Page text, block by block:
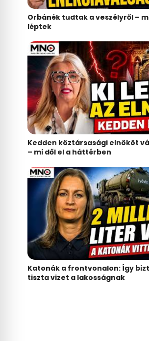
Orbánék tudtak a veszélyről –
léptek
Kedden köztársasági elnököt
– mi dől el a háttérben
Katonák a frontvonalon: Így
tiszta vizet a lakosságnak